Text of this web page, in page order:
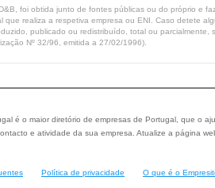
foi obtida junto de fontes públicas ou do próprio e
realiza a respetiva empresa ou ENI. Caso detete
publicado ou redistribuído, total ou parcialmente,
Nº 32/96, emitida a 27/02/1996).
é o maior diretório de empresas de Portugal, que o
e atividade da sua empresa. Atualize a página
Política de privacidade O que é o